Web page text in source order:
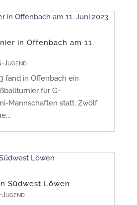
in Offenbach am 11.
Jugend
fand in Offenbach ein
für G-
Mannschaften statt. Zwölf
Südwest Löwen
Jugend